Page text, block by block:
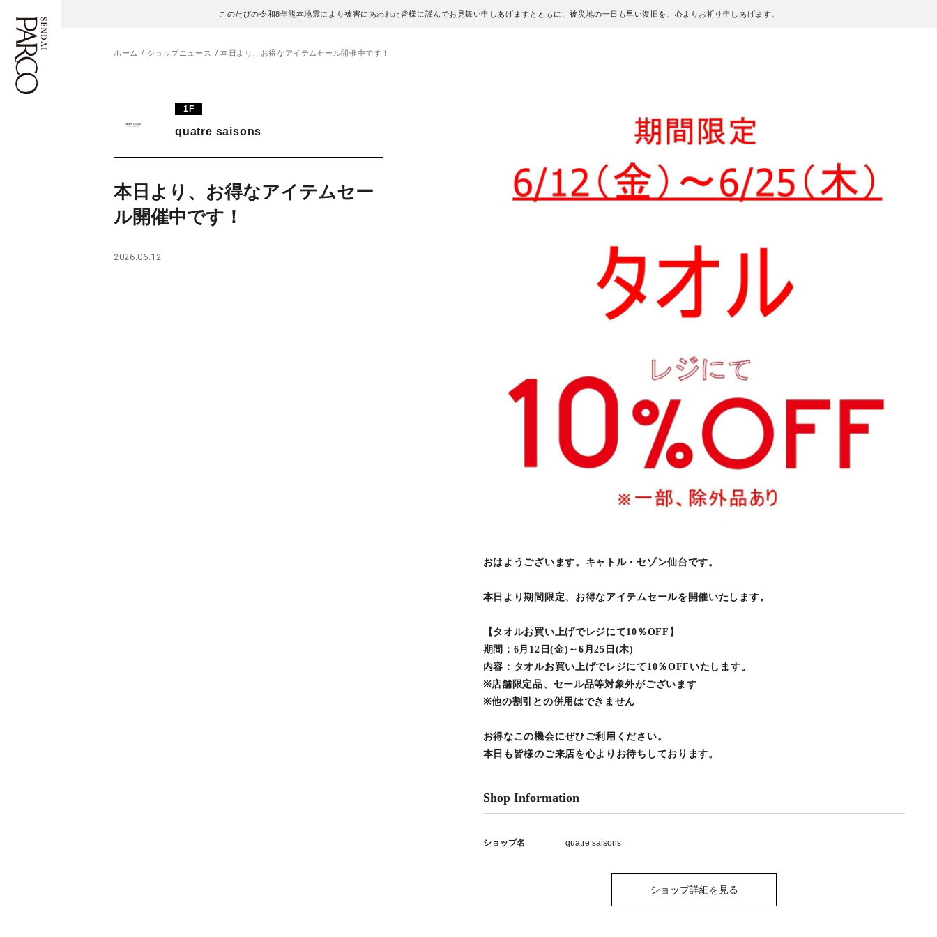
このたびの令和8年熊本地震により被害にあわれた皆様に謹んでお見舞い申しあげますとともに、被災地の一日も早い復旧を、心よりお祈り申しあげます。
施設案内・アクセス
ホーム ショップニュース 本日より、お得なアイテムセール開催中です！
1F
quatre saisons
本日より、お得なアイテムセー
ル開催中です！
2026.06.12
おはようございます。キャトル・セゾン仙台です。
本日より期間限定、お得なアイテムセールを開催いたします。
【タオルお買い上げでレジにて10％OFF】
期間：6月12日(金)～6月25日(木)
内容：タオルお買い上げでレジにて10％OFFいたします。
※店舗限定品、セール品等対象外がございます
※他の割引との併用はできません
お得なこの機会にぜひご利用ください。
本日も皆様のご来店を心よりお待ちしております。
Shop Information
ショップ名 quatre saisons
ショップ詳細を見る